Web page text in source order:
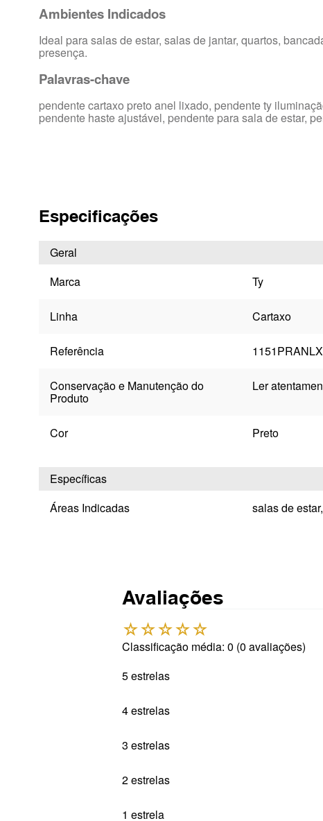
Ambientes Indicados
Ideal para salas de estar, salas de jantar, quartos,
presença.
Palavras-chave
pendente cartaxo preto anel lixado, pendente ty
pendente haste ajustável, pendente para sala de estar,
Especificações
Geral
Marca
Ty
Linha Cartaxo
Referência 1151PRANLX
Conservação e Manutenção do
Produto
Ler
Cor Preto
Específicas
Áreas Indicadas
salas de
Avaliações
☆☆☆☆☆
Classificação média: 0 (0 avaliações)
5 estrelas
4 estrelas
3 estrelas
2 estrelas
1 estrela